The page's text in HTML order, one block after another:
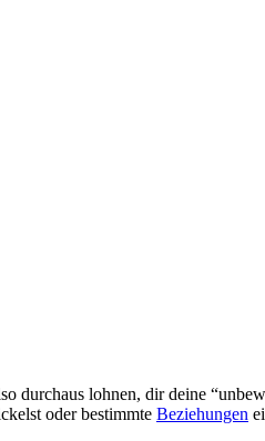
durchaus lohnen, dir deine
oder bestimmte Beziehungen